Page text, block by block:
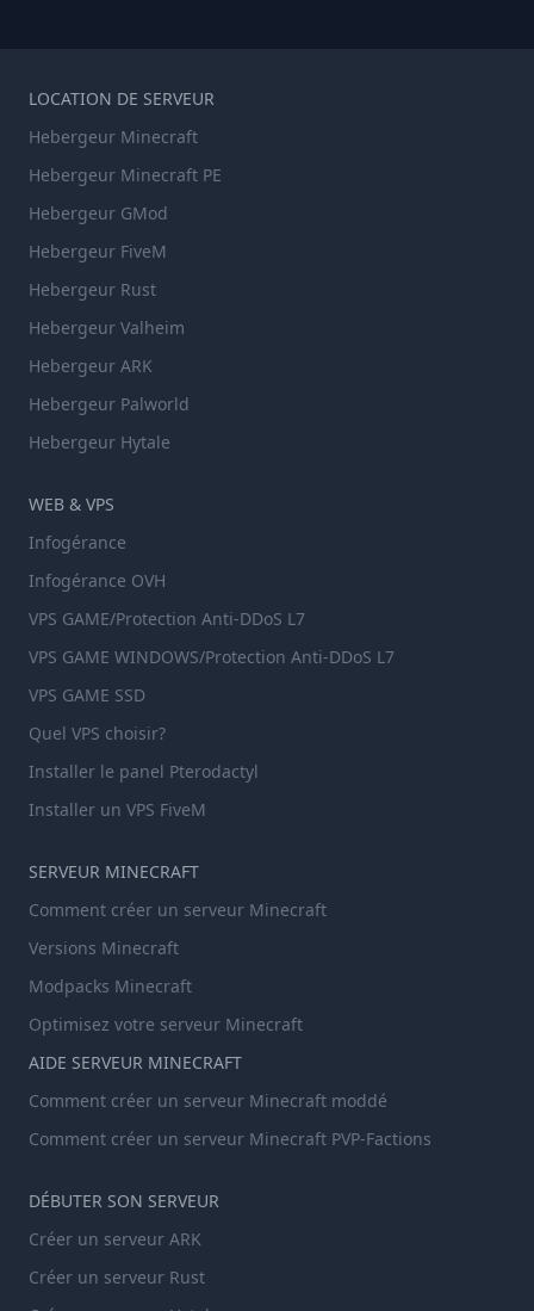
LOCATION DE SERVEUR
Hebergeur Minecraft
Hebergeur Minecraft PE
Hebergeur GMod
Hebergeur FiveM
Hebergeur Rust
Hebergeur Valheim
Hebergeur ARK
Hebergeur Palworld
Hebergeur Hytale
WEB & VPS
Infogérance
Infogérance OVH
VPS GAME/Protection Anti-DDoS L7
VPS GAME WINDOWS/Protection Anti-DDoS L7
VPS GAME SSD
Quel VPS choisir?
Installer le panel Pterodactyl
Installer un VPS FiveM
SERVEUR MINECRAFT
Comment créer un serveur Minecraft
Versions Minecraft
Modpacks Minecraft
Optimisez votre serveur Minecraft
AIDE SERVEUR MINECRAFT
Comment créer un serveur Minecraft moddé
Comment créer un serveur Minecraft PVP-Factions
DÉBUTER SON SERVEUR
Créer un serveur ARK
Créer un serveur Rust